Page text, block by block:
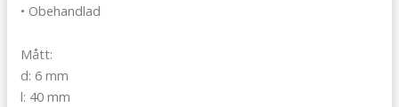
• Obehandlad
Mått:
d: 6 mm
l: 40 mm